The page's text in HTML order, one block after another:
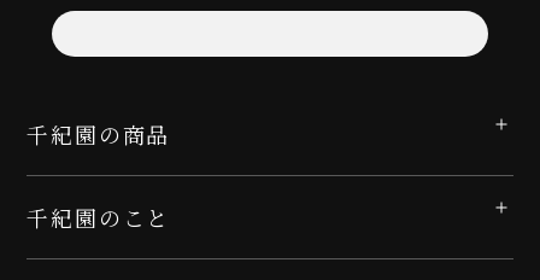
千紀園の商品
千紀園のこと